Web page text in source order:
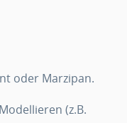
oder Marzipan.
(z.B.